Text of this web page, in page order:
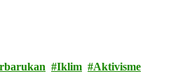
Iklim Aktivisme